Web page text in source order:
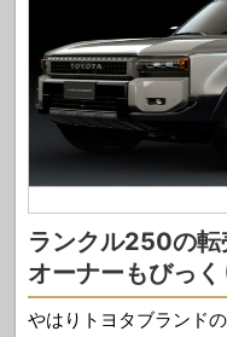
ランクル250の
オーナーもびっ
やはりトヨタブランド